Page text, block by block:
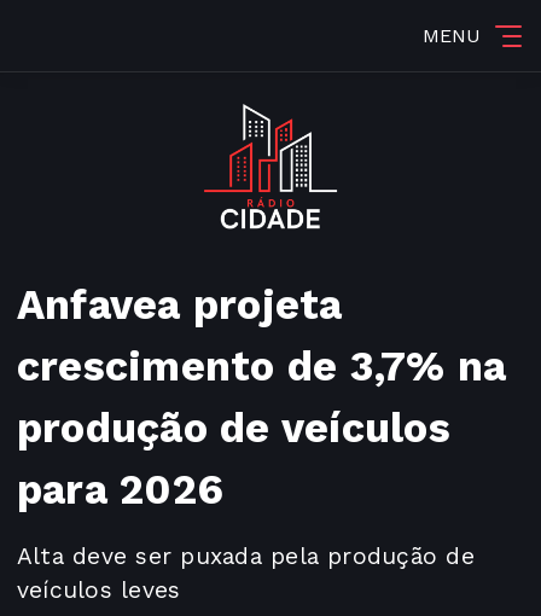
MENU
Anfavea projeta
crescimento de 3,7% na
produção de veículos
para 2026
Alta deve ser puxada pela produção de
veículos leves